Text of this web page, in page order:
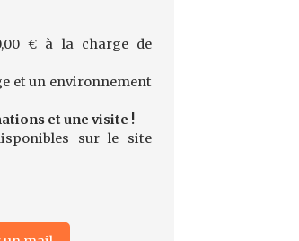
€ à la charge de
et un environnement
et une visite !
sur le site